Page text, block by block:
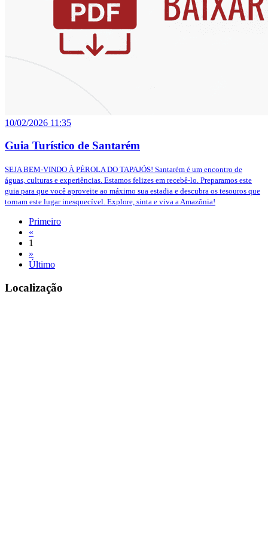
10/02/2026 11:35
Guia Turístico de Santarém
SEJA BEM-VINDO À PÉROLA DO TAPAJÓS! Santarém é um encontro de
águas, culturas e experiências. Estamos felizes em recebê-lo. Preparamos este
guia para que você aproveite ao máximo sua estadia e descubra os tesouros que
tornam este lugar inesquecível. Explore, sinta e viva a Amazônia!
Primeiro
«
1
»
Último
Localização